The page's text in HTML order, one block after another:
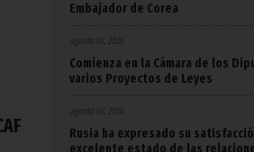
Embajador de Corea
agosto 07, 2026
Comienza en la Cámara de los
varios Proyectos de Leyes
agosto 07, 2026
Rusia ha expresado su
excelente estado de las